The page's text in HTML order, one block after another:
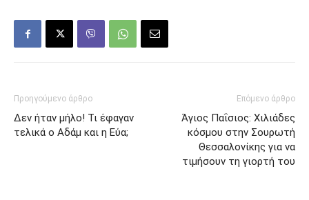
Προηγούμενο άρθρο
Δεν ήταν μήλο! Τι έφαγαν
τελικά ο Αδάμ και η Εύα;
Επόμενο άρθρο
Άγιος Παΐσιος: Χιλιάδες
κόσμου στην Σουρωτή
Θεσσαλονίκης για να
τιμήσουν τη γιορτή του